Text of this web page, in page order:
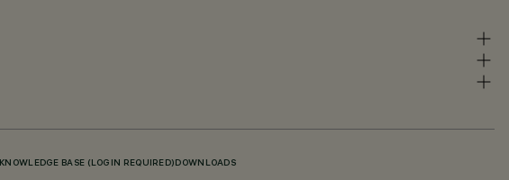
KNOWLEDGE BASE (LOGIN REQUIRED) DOWNLOADS